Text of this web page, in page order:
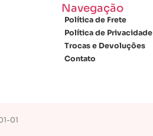
Navegação
Política de Frete
Política de Privacidade
Trocas e Devoluções
Contato
01